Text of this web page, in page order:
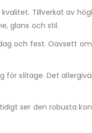
Tillverkat av
glans och stil.
och fest. Oavsett
för slitage. Det
ser den robusta